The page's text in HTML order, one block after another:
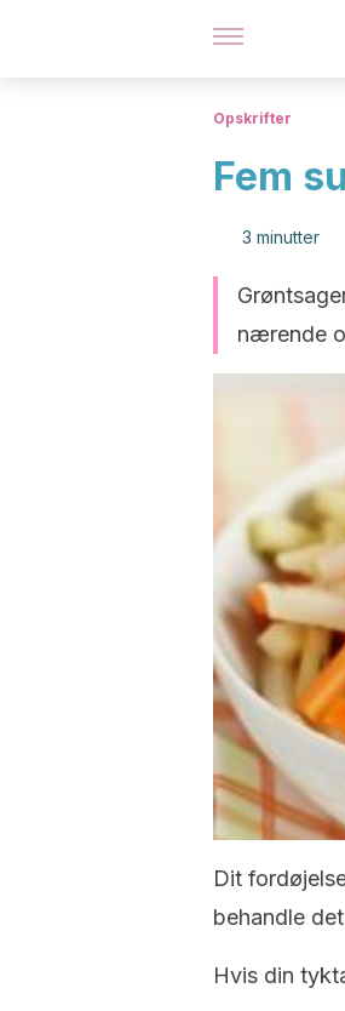
Opskrifter
Fem
3 minutter
nærende
Dit
behandle
Hvis din